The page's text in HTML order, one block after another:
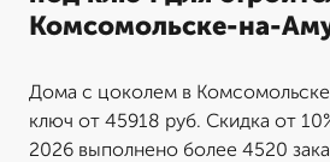
Комсомольске-на-
Дома с цоколем в
ключ от 45918 руб. Скидка от
2026 выполнено более 4520